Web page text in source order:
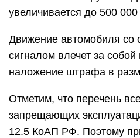
увеличивается до 500
Движение автомобиля со
сигналом влечет за
наложение штрафа в
Отметим, что перечень
запрещающих
12.5 КоАП РФ. Поэтому